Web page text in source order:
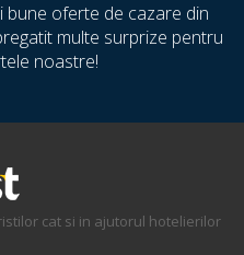
bune oferte de cazare din
multe surprize pentru
noastre!
cat si in ajutorul hotelierilor